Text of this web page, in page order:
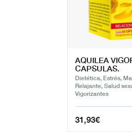
AQUILEA
CAPSULAS.
Dietética, Estrés,
Relajante, Salud
Vigorizantes
31,93€